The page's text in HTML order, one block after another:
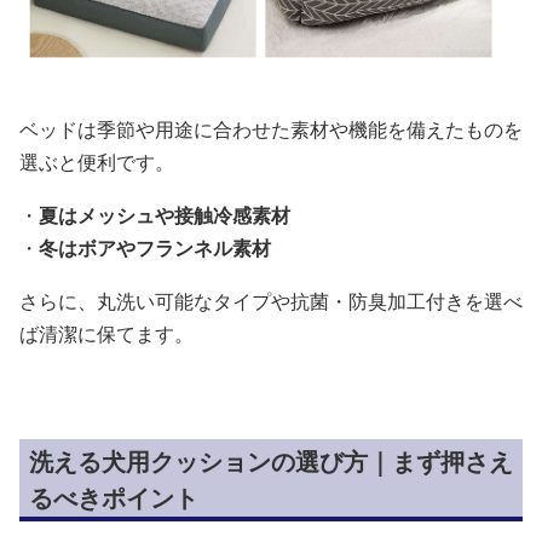
ベッドは季節や用途に合わせた素材や機能を備えたものを
選ぶと便利です。
・ 夏はメッシュや接触冷感素材
・ 冬はボアやフランネル素材
さらに、丸洗い可能なタイプや抗菌・防臭加工付きを選べ
ば清潔に保てます。
洗える犬用クッションの選び方｜まず押さえ
るべきポイント